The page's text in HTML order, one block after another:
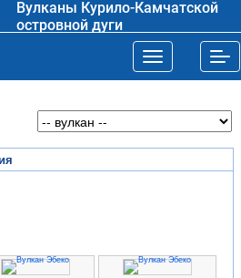
Вулканы Курило-Камчатской
островной дуги
Toggle